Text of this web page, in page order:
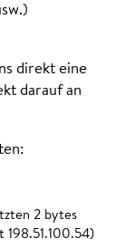
direkt eine
darauf an
2 bytes
198.51.100.54)